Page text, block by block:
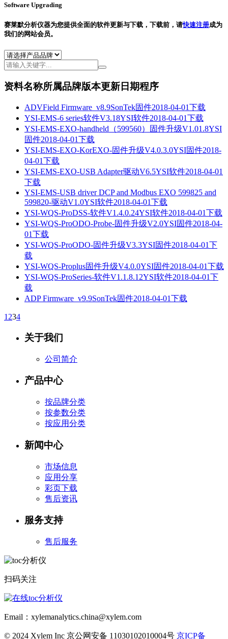
Software Upgrading
赛莱默分析仪器为您提供全面的软件更新与下载，下载前，请快速注册成为
我们的网站会员。
资料名称所属品牌版本更新日期程序
ADVField Firmware_v8.9SonTek固件2018-04-01下载
YSI-EMS-6 series软件V3.18YSI软件2018-04-01下载
YSI-EMS-EXO-handheld（599560）固件升级V1.01.8YSI
固件2018-04-01下载
YSI-EMS-EXO-KorEXO-固件升级V4.0.3.0YSI固件2018-
04-01下载
YSI-EMS-EXO-USB Adapter驱动V6.5YSI软件2018-04-01
下载
YSI-EMS-USB driver DCP and Modbus EXO 599825 and
599820-驱动V1.0YSI软件2018-04-01下载
YSI-WQS-ProDSS-软件V1.4.0.24YSI软件2018-04-01下载
YSI-WQS-ProODO-Probe-固件升级V2.0YSI固件2018-04-
01下载
YSI-WQS-ProODO-固件升级V3.3YSI固件2018-04-01下
载
YSI-WQS-Proplus固件升级V4.0.0YSI固件2018-04-01下载
YSI-WQS-ProSeries-软件V1.1.8.12YSI软件2018-04-01下
载
ADP Firmware_v9.9SonTek固件2018-04-01下载
1 234
关于我们
公司简介
产品中心
按品牌分类
按参数分类
按应用分类
新闻中心
市场信息
应用分享
彩页下载
售后资讯
服务支持
售后服务
扫码关注
Email：xylemanalytics.china@xylem.com
© 2024 Xylem Inc 京公网安备 11030102010004号 京ICP备